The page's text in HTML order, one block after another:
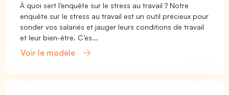
À quoi sert l’enquête sur le stress au travail ? Notre
enquête sur le stress au travail est un outil précieux pour
sonder vos salariés et jauger leurs conditions de travail
et leur bien-être. C’es...
Voir le modèle